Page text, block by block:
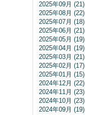
2025年09月 (21)
2025年08月 (22)
2025年07月 (18)
2025年06月 (21)
2025年05月 (19)
2025年04月 (19)
2025年03月 (21)
2025年02月 (17)
2025年01月 (15)
2024年12月 (22)
2024年11月 (23)
2024年10月 (23)
2024年09月 (19)